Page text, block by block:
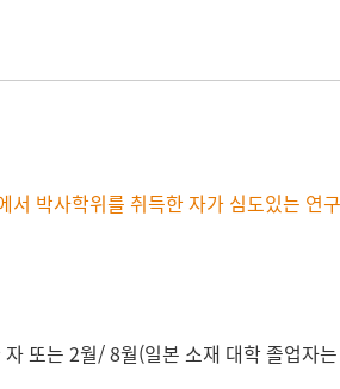
서 박사학위를 취득한 자가 심도있는 연
또는 2월/ 8월(일본 소재 대학 졸업자